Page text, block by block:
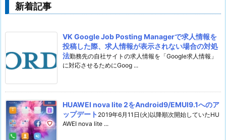
新着記事
VK Google Job Posting Managerで求人情報を
投稿した際、求人情報が表示されない場合の対処
法勤務先の自社サイトの求人情報を「Google求人情報」
に対応させるためにGoog ...
HUAWEI nova lite 2をAndroid9/EMUI9.1へのア
ップデート 2019年6月11日(火)以降順次開始していたHU
AWEI nova lite ...